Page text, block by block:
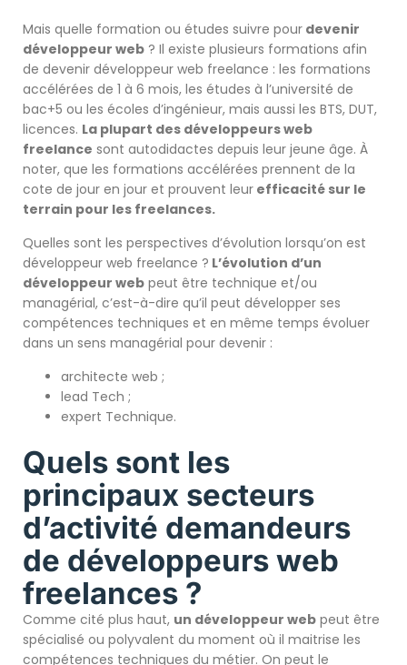
Mais quelle formation ou études suivre pour devenir
développeur web ? Il existe plusieurs formations afin
de devenir développeur web freelance : les formations
accélérées de 1 à 6 mois, les études à l’université de
bac+5 ou les écoles d’ingénieur, mais aussi les BTS, DUT,
licences. La plupart des développeurs web
freelance sont autodidactes depuis leur jeune âge. À
noter, que les formations accélérées prennent de la
cote de jour en jour et prouvent leur efficacité sur le
terrain pour les freelances.
Quelles sont les perspectives d’évolution lorsqu’on est
développeur web freelance ? L’évolution d’un
développeur web peut être technique et/ou
managérial, c’est-à-dire qu’il peut développer ses
compétences techniques et en même temps évoluer
dans un sens managérial pour devenir :
architecte web ;
lead Tech ;
expert Technique.
Quels sont les
principaux secteurs
d’activité demandeurs
de développeurs web
freelances ?
Comme cité plus haut, un développeur web peut être
spécialisé ou polyvalent du moment où il maitrise les
compétences techniques du métier. On peut le